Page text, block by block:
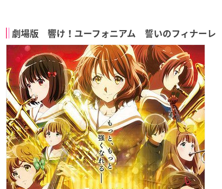
劇場版 響け！ユーフォニアム 誓いのフィナーレ